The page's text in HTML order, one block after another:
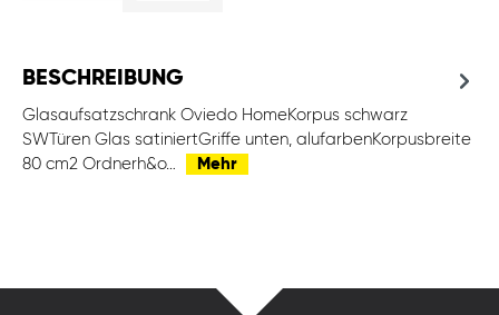
BESCHREIBUNG
Glasaufsatzschrank Oviedo HomeKorpus schwarz
SWTüren Glas satiniertGriffe unten, alufarbenKorpusbreite
80 cm2 Ordnerh&o…
Mehr